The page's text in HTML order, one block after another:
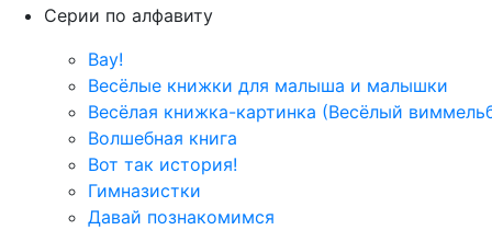
Серии по алфавиту
Вау!
Весёлые книжки для малыша и малышки
Весёлая книжка-картинка (Весёлый
Волшебная книга
Вот так история!
Гимназистки
Давай познакомимся